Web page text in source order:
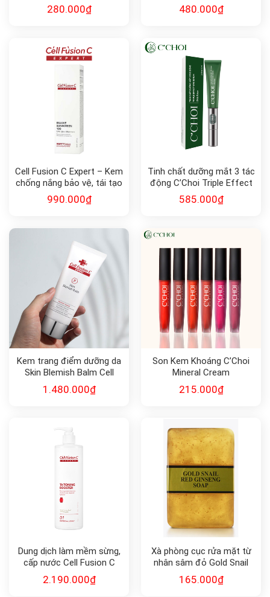
Cleanser
280.000₫ REVITALIZING SIGNAL
480.000₫
Cell Fusion C Expert – Kem
chống nắng bảo vệ, tái tạo
da Rejuve Sunscreen 100
SPF50+, PA++++
990.000₫
Tinh chất dưỡng mắt 3 tác
động C’Choi Triple Effect
Eye Serum
585.000₫
Kem trang điểm dưỡng da
Skin Blemish Balm Cell
Fusion C
1.480.000₫
Son Kem Khoáng C’Choi
Mineral Cream
215.000₫
Dung dịch làm mềm sừng,
cấp nước Cell Fusion C
Expert TA TONING
BOOSTER
2.190.000₫
Xà phòng cục rửa mặt từ
nhân sâm đỏ Gold Snail
Red Ginseng Soap 90g
165.000₫